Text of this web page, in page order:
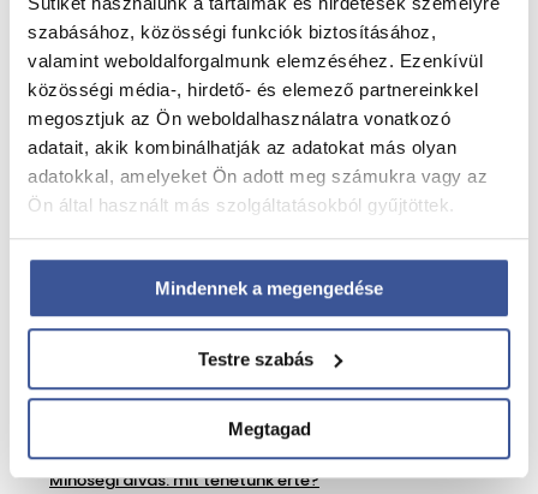
szabásához, közösségi funkciók biztosításához,
valamint weboldalforgalmunk elemzéséhez. Ezenkívül
közösségi média-, hirdető- és elemező partnereinkkel
megosztjuk az Ön weboldalhasználatra vonatkozó
adatait, akik kombinálhatják az adatokat más olyan
adatokkal, amelyeket Ön adott meg számukra vagy az
Ön által használt más szolgáltatásokból gyűjtöttek.
Mindennek a megengedése
Testre szabás
Megtagad
Minőségi alvás: mit tehetünk érte?
Minőségi alvás: mit tehetünk érte?